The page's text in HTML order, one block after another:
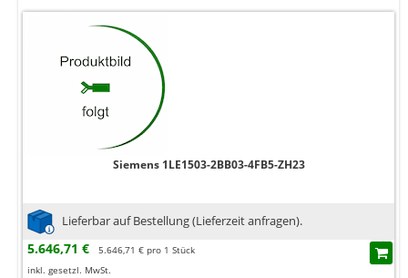
Siemens 1LE1503-2BB03-4FB5-ZH23
Lieferbar auf Bestellung (Lieferzeit anfragen).
5.646,71 €
5.646,71 € pro 1 Stück
inkl. gesetzl. MwSt.